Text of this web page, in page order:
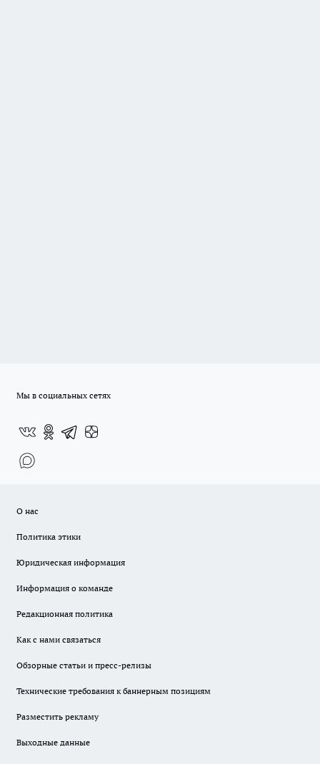
Мы в социальных сетях
О нас
Политика этики
Юридическая информация
Информация о команде
Редакционная политика
Как с нами связаться
Обзорные статьи и пресс-релизы
Технические требования к баннерным позициям
Разместить рекламу
Выходные данные